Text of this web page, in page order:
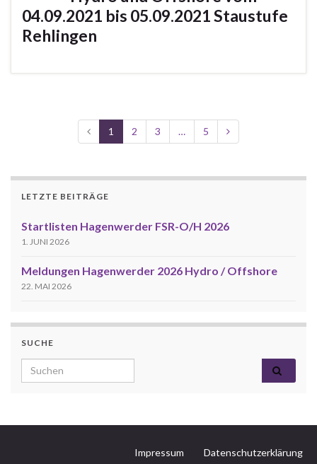
04.09.2021 bis 05.09.2021 Staustufe
Rehlingen
1 2 3 … 5
LETZTE BEITRÄGE
Startlisten Hagenwerder FSR-O/H 2026
1. JUNI 2026
Meldungen Hagenwerder 2026 Hydro / Offshore
22. MAI 2026
SUCHE
Search for:
Impressum Datenschutzerklärung